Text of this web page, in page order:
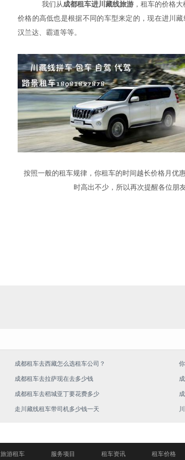
我们从成都租车进川藏线旅游 ，租车的价格大
价格的高低也是根据不同的车型来定的，现在进川藏
汉兰达、 霸道等等。
按照一般的租车规律，你租车的时间越长价格月优
时高出不少，所以再次提醒各位朋
成都租车去西藏怎么选租车公司？
成都租车去拉萨现在去多少钱
成都租车去稻城亚丁要花费多少
走川藏线租车带司机多少钱一天
旅游租车 服务项目 租车资讯 租车价格